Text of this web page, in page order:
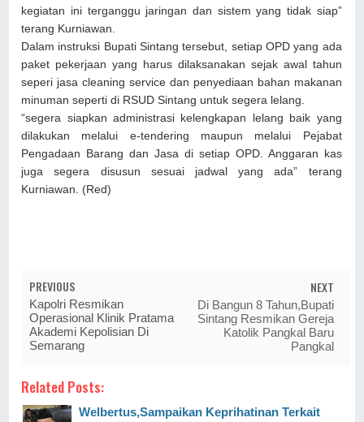
kegiatan ini terganggu jaringan dan sistem yang tidak siap”
terang Kurniawan.
Dalam instruksi Bupati Sintang tersebut, setiap OPD yang ada
paket pekerjaan yang harus dilaksanakan sejak awal tahun
seperi jasa cleaning service dan penyediaan bahan makanan
minuman seperti di RSUD Sintang untuk segera lelang.
“segera siapkan administrasi kelengkapan lelang baik yang
dilakukan melalui e-tendering maupun melalui Pejabat
Pengadaan Barang dan Jasa di setiap OPD. Anggaran kas
juga segera disusun sesuai jadwal yang ada” terang
Kurniawan. (Red)
PREVIOUS
Kapolri Resmikan
Operasional Klinik Pratama
Akademi Kepolisian Di
Semarang
NEXT
Di Bangun 8 Tahun,Bupati
Sintang Resmikan Gereja
Katolik Pangkal Baru
Pangkal
Related Posts:
Welbertus,Sampaikan Keprihatinan Terkait